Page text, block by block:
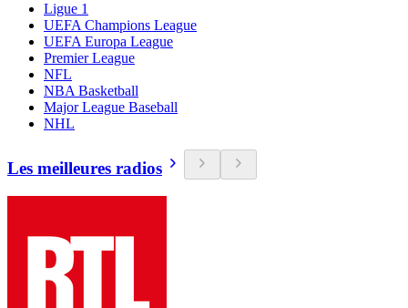
Ligue 1
UEFA Champions League
UEFA Europa League
Premier League
NFL
NBA Basketball
Major League Baseball
NHL
Les meilleures radios